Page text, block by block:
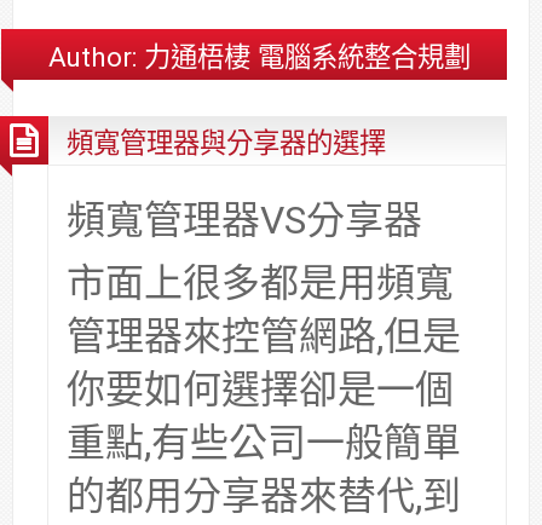
維
修,
價
路/
公
解
決
方
案
Author: 力通梧棲 電腦系統整合規劃
頻寬管理器與分享器的選擇
頻寬管理器VS分享器
市面上很多都是用頻寬
管理器來控管網路,但是
你要如何選擇卻是一個
重點,有些公司一般簡單
的都用分享器來替代,到